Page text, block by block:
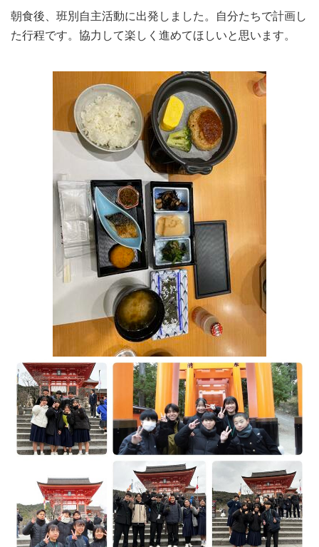
朝食後、班別自主活動に出発しました。自分たちで計画し
た行程です。協力して楽しく進めてほしいと思います。